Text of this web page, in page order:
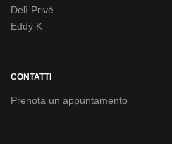
Delì Privé
Eddy K
CONTATTI
Prenota un appuntamento